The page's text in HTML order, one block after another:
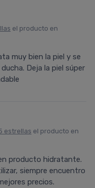
el producto en
muy bien la piel y se
Deja la piel súper
estrellas el producto en
producto hidratante.
siempre encuentro
precios.